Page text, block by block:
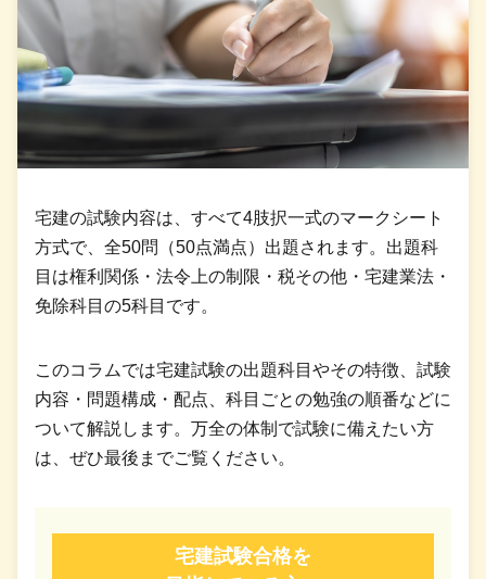
宅建の試験内容は、すべて4肢択一式のマークシート
方式で、全50問（50点満点）出題されます。出題科
目は権利関係・法令上の制限・税その他・宅建業法・
免除科目の5科目です。
このコラムでは宅建試験の出題科目やその特徴、試験
内容・問題構成・配点、科目ごとの勉強の順番などに
ついて解説します。万全の体制で試験に備えたい方
は、ぜひ最後までご覧ください。
宅建試験合格を